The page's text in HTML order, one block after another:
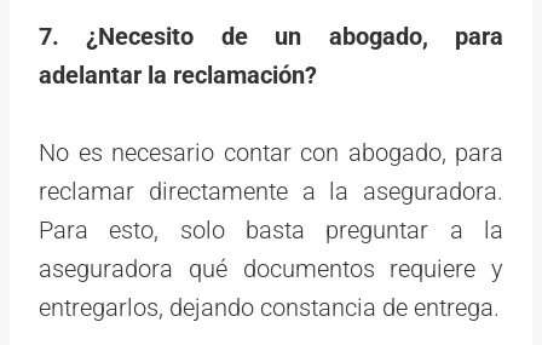
7. ¿Necesito de un abogado, para
adelantar la reclamación?
No es necesario contar con abogado, para
reclamar directamente a la aseguradora.
Para esto, solo basta preguntar a la
aseguradora qué documentos requiere y
entregarlos, dejando constancia de entrega.